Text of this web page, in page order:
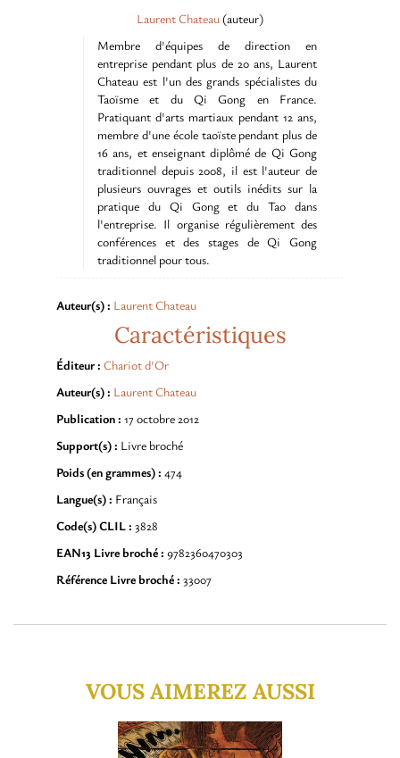
Laurent Chateau(auteur)
Membre d'équipes de direction en
entreprise pendant plus de 20 ans, Laurent
Chateau est l'un des grands spécialistes du
Taoïsme et du Qi Gong en France.
Pratiquant d'arts martiaux pendant 12 ans,
membre d'une école taoïste pendant plus de
16 ans, et enseignant diplômé de Qi Gong
traditionnel depuis 2008, il est l'auteur de
plusieurs ouvrages et outils inédits sur la
pratique du Qi Gong et du Tao dans
l'entreprise. Il organise régulièrement des
conférences et des stages de Qi Gong
traditionnel pour tous.
Auteur(s) : Laurent Chateau
Caractéristiques
Éditeur : Chariot d'Or
Auteur(s) : Laurent Chateau
Publication : 17 octobre 2012
Support(s) : Livre broché
Poids (en grammes) : 474
Langue(s) : Français
Code(s) CLIL : 3828
EAN13 Livre broché : 9782360470303
Référence Livre broché : 33007
VOUS AIMEREZ AUSSI